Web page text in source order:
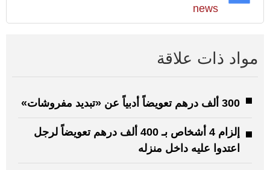
news
مواد ذات علاقة
300 ألف درهم تعويضاً أدبياً عن «تبديد مفروشات»
إلزام 4 أشخاص بـ 400 ألف درهم تعويضاً لرجل
اعتدوا عليه داخل منزله